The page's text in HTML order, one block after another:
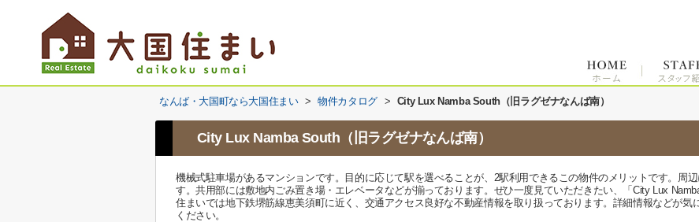
なんば・大国町なら大国住まい > 物件カタログ > City Lux Namba South（旧ラグゼナなんば南）
City Lux Namba South（旧ラグゼナなんば南）
機械式駐車場があるマンションです。目的に応じて駅を選べることが、2駅利用できるこの物件のメリットです。周
す。共用部には敷地内ごみ置き場・エレベータなどが揃っております。ぜひ一度見ていただきたい、「City Lux
住まいでは地下鉄堺筋線恵美須町に近く、交通アクセス良好な不動産情報を取り扱っております。詳細情報などが気
ください。